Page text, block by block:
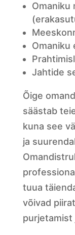
Omaniku
Omaniku
Jahtide
Õige
säästab
kuna see
ja
tuua
võivad
purjetamist